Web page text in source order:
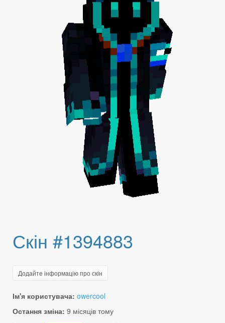
Скін #1394883
Додайте інформацію про скін
Ім'я користувача: owercool
Остання зміна: 9 місяців тому